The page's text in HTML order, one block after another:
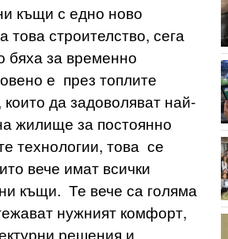
къщи с едно ново
строителство, сега
бяха за временно
е през топлите
да задоволяват най-
жилище за постоянно
технологии, това се
вече имат всички
къщи. Те вече са голяма
нужният комфорт,
решения и